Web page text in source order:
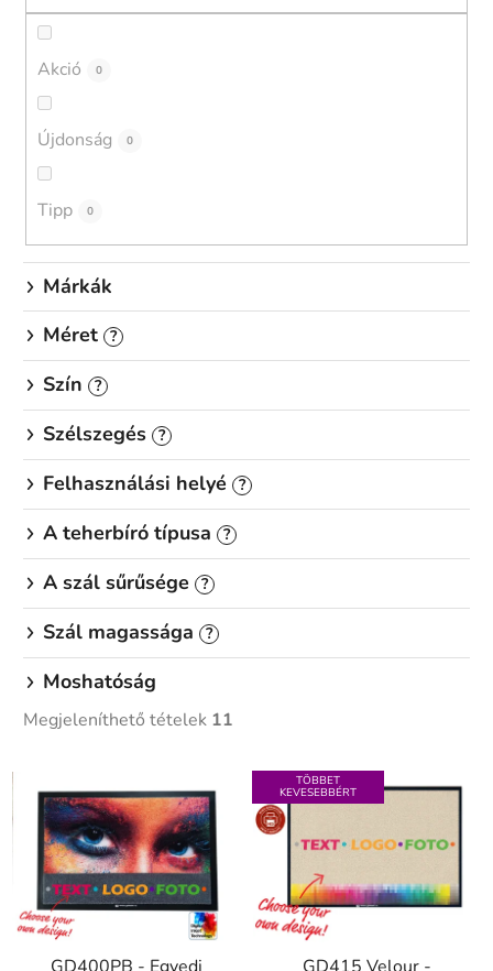
e
Akció 0
Újdonság 0
Tipp 0
Márkák
Méret ?
Szín ?
Szélszegés ?
Felhasználási helyé ?
A teherbíró típusa ?
A szál sűrűsége ?
Szál magassága ?
Moshatóság
Megjeleníthető tételek 11
T
r
k
TÖBBET
KEVESEBBÉRT